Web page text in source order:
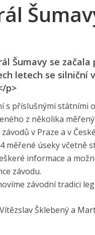
Šumavy se
letech se silniční
p>
s příslušnými
z několika
v Praze a v
měřené úseky
informace a
závodu.
závodní tradici
Šklebený a